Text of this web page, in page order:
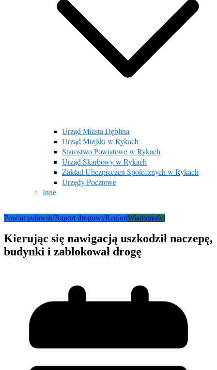
Urząd Miasta Dęblina
Urząd Miejski w Rykach
Starostwo Powiatowe w Rykach
Urząd Skarbowy w Rykach
Zakład Ubezpieczeń Społecznych w Rykach
Urzędy Pocztowe
Inne
Powiat puławskiRaport drogowyRegionWiadomości
Kierując się nawigacją uszkodził naczepę,
budynki i zablokował drogę